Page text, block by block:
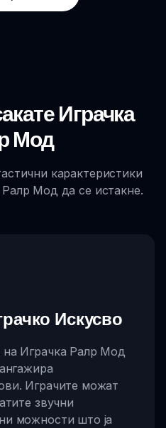
Играчка
Мод
карактеристики
Ралр Мод да се истакне.
Искусво
на Играчка Ралр Мод
Играчите можат
звучни
можности што ја